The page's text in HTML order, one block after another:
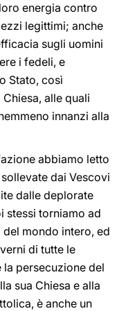
energia contro
legittimi; anche
sugli uomini
i fedeli, e
Stato, così
alle quali
innanzi alla
abbiamo letto
dai Vescovi
dalle deplorate
stessi torniamo ad
mondo intero, ed
di tutte le
persecuzione del
sua Chiesa e alla
è anche un